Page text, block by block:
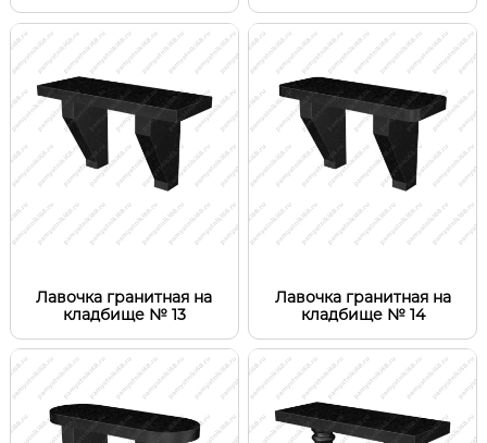
Лавочка гранитная на
кладбище № 13
Лавочка гранитная на
кладбище № 14